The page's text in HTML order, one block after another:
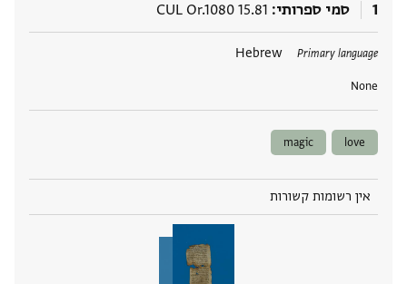
1 סמי ספרותי CUL Or.1080 15.81
Primary language
Hebrew
None
תגים
love
magic
אין רשומות קשורות